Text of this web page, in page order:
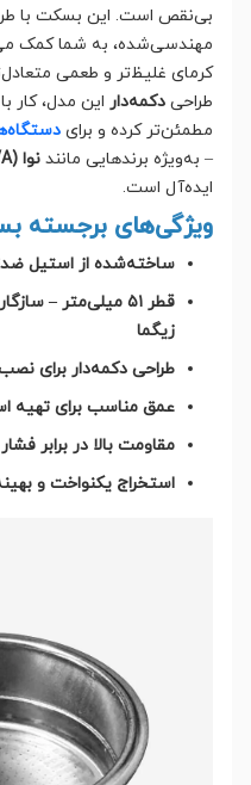
بی‌نقص است. این بسکت با
مهندسی‌شده، به شما کمک
کرمای غلیظ‌تر و طعمی
طراحی دکمه‌دار این مدل، کار
مطمئن‌تر کرده و برای
– به‌ویژه برندهایی مانند نوا (NOVA)
ایده‌آل است.
ویژگی‌های برجسته
ساخته‌شده از استیل
قطر ۵۱ میلی‌متر –
زیگما
طراحی دکمه‌دار برای
عمق مناسب برای تهیه
مقاومت بالا در برابر
استخراج یکنواخت و